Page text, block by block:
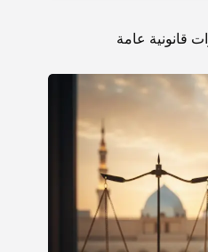
قانونية عامة